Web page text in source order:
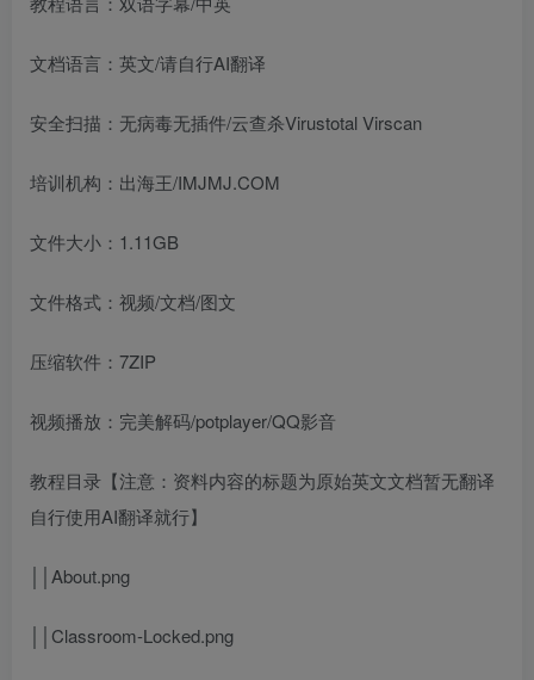
文档语言：英文/请自行AI翻译
安全扫描：无病毒无插件/云查杀Virustotal Virscan
培训机构：出海王/IMJMJ.COM
文件大小：1.11GB
文件格式：视频/文档/图文
压缩软件：7ZIP
视频播放：完美解码/potplayer/QQ影音
教程目录【注意：资料内容的标题为原始英文文档暂无翻译
自行使用AI翻译就行】
││About.png
││Classroom-Locked.png